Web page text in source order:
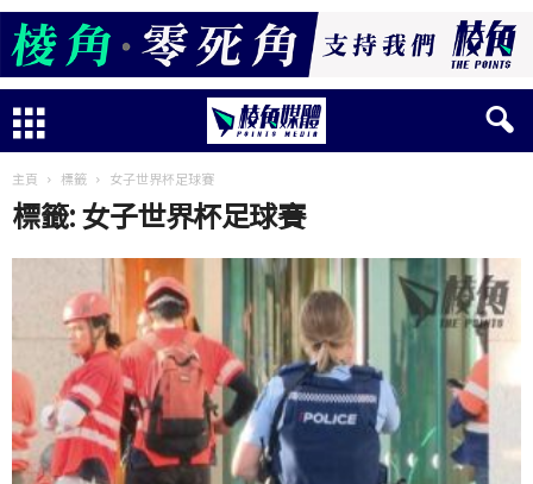
主頁 標籤 女子世界杯足球賽
標籤: 女子世界杯足球賽